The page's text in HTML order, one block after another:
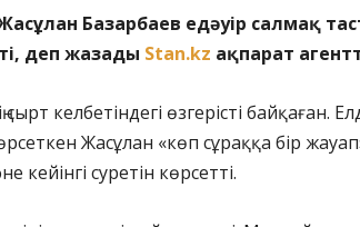
Базарбаев едәуір салмақ
деп жазады Stan.kz ақпарат
келбетіндегі өзгерісті байқаған.
Жасұлан «көп сұраққа бір
кейінгі суретін көрсетті.